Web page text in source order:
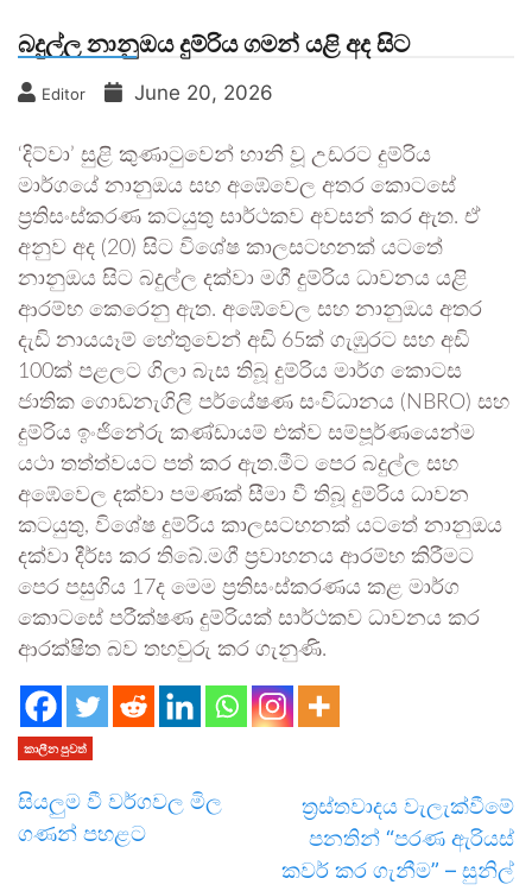
බදුල්ල නානුඔය දුම්රිය ගමන් යළි අද සිට
Editor June 20, 2026
‘දිට්වා’ සුළි කුණාටුවෙන් හානි වූ උඩරට දුම්රිය
මාර්ගයේ නානුඔය සහ අඹේවෙල අතර කොටසේ
ප්‍රතිසංස්කරණ කටයුතු සාර්ථකව අවසන් කර ඇත. ඒ
අනුව අද (20) සිට විශේෂ කාලසටහනක් යටතේ
නානුඔය සිට බදුල්ල දක්වා මගී දුම්රිය ධාවනය යළි
ආරම්භ කෙරෙනු ඇත. අඹේවෙල සහ නානුඔය අතර
දැඩි නායයෑම් හේතුවෙන් අඩි 65ක් ගැඹුරට සහ අඩි
100ක් පළලට ගිලා බැස තිබූ දුම්රිය මාර්ග කොටස
ජාතික ගොඩනැගිලි පර්යේෂණ සංවිධානය (NBRO) සහ
දුම්රිය ඉංජිනේරු කණ්ඩායම් එක්ව සම්පූර්ණයෙන්ම
යථා තත්ත්වයට පත් කර ඇත.මීට පෙර බදුල්ල සහ
අඹේවෙල දක්වා පමණක් සීමා වී තිබූ දුම්රිය ධාවන
කටයුතු, විශේෂ දුම්රිය කාලසටහනක් යටතේ නානුඔය
දක්වා දීර්ඝ කර තිබේ.මගී ප්‍රවාහනය ආරම්භ කිරීමට
පෙර පසුගිය 17ද මෙම ප්‍රතිසංස්කරණය කළ මාර්ග
කොටසේ පරීක්ෂණ දුම්රියක් සාර්ථකව ධාවනය කර
ආරක්ෂිත බව තහවුරු කර ගැනුණි.
කාලීන පුවත්
සියලුම වී වර්ගවල මිල
ගණන් පහළට
ත්‍රස්තවාදය වැලැක්වීමේ
පනතින් “පරණ ඇරියස්
කවර් කර ගැනීම” – සුනිල්